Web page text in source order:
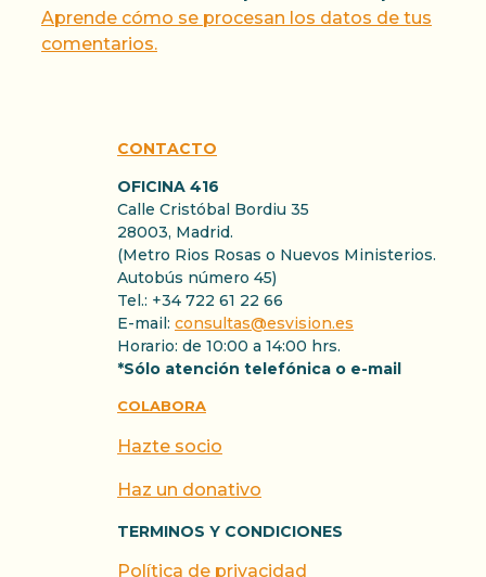
Aprende cómo se procesan los datos de tus
comentarios.
CONTACTO
OFICINA 416
Calle Cristóbal Bordiu 35
28003, Madrid.
(Metro Rios Rosas o Nuevos Ministerios.
Autobús número 45)
Tel.: +34 722 61 22 66
E-mail: consultas@esvision.es
Horario: de 10:00 a 14:00 hrs.
*Sólo atención telefónica o e-mail
COLABORA
Hazte socio
Haz un donativo
TERMINOS Y CONDICIONES
Política de privacidad